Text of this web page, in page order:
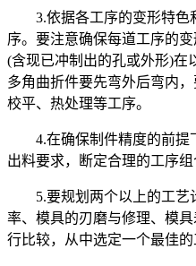
3.依据各工序的变形特色
序。要注意确保每道工序的
(含现已冲制出的孔或外形)在
多角曲折件要先弯外后弯内
校平、热处理等工序。
4.在确保制件精度的前提
出料要求，断定合理的工序组
5.要规划两个以上的工艺
率、模具的刃磨与修理、模
行比较，从中选定一个最佳的